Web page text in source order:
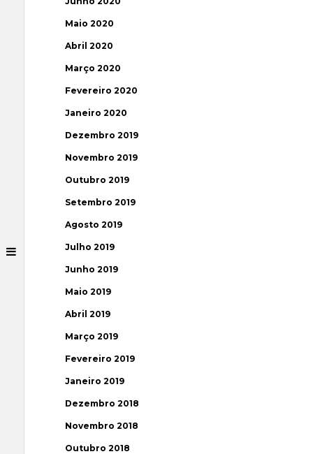
Maio 2020
Abril 2020
Março 2020
Fevereiro 2020
Janeiro 2020
Dezembro 2019
Novembro 2019
Outubro 2019
Setembro 2019
Agosto 2019
Julho 2019
Junho 2019
Maio 2019
Abril 2019
Março 2019
Fevereiro 2019
Janeiro 2019
Dezembro 2018
Novembro 2018
Outubro 2018